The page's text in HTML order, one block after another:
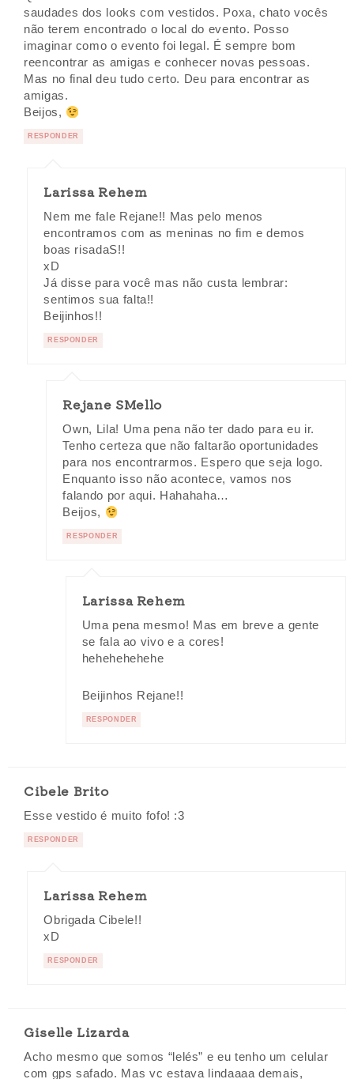
saudades dos looks com vestidos. Poxa, chato vocês
não terem encontrado o local do evento. Posso
imaginar como o evento foi legal. É sempre bom
reencontrar as amigas e conhecer novas pessoas.
Mas no final deu tudo certo. Deu para encontrar as
amigas.
Beijos,
RESPONDER
Larissa Rehem
Nem me fale Rejane!! Mas pelo menos
encontramos com as meninas no fim e demos
boas risadaS!!
xD
Já disse para você mas não custa lembrar:
sentimos sua falta!!
Beijinhos!!
RESPONDER
Rejane SMello
Own, Lila! Uma pena não ter dado para eu ir.
Tenho certeza que não faltarão oportunidades
para nos encontrarmos. Espero que seja logo.
Enquanto isso não acontece, vamos nos
falando por aqui. Hahahaha…
Beijos,
RESPONDER
Larissa Rehem
Uma pena mesmo! Mas em breve a gente
se fala ao vivo e a cores!
hehehehehehe
Beijinhos Rejane!!
RESPONDER
Cibele Brito
Esse vestido é muito fofo! :3
RESPONDER
Larissa Rehem
Obrigada Cibele!!
xD
RESPONDER
Giselle Lizarda
Acho mesmo que somos “lelés” e eu tenho um celular
com gps safado. Mas vc estava lindaaaa demais,